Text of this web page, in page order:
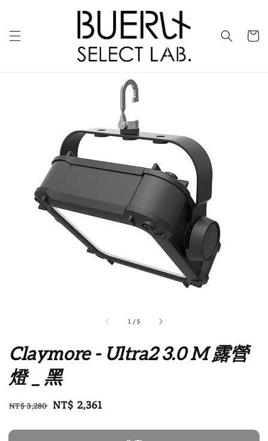
1 /5
Claymore - Ultra2 3.0 M 露營
燈 _ 黑
Regular
NT$ 3,280 Sale
NT$ 2,361